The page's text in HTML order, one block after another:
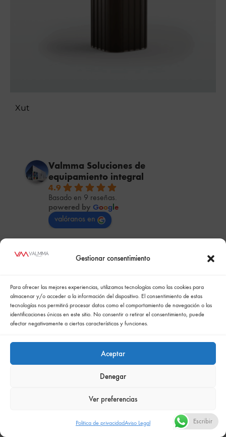
Gestionar consentimiento
Para ofrecer las mejores experiencias, utilizamos tecnologías como las cookies para
almacenar y/o acceder a la información del dispositivo. El consentimiento de estas
tecnologías nos permitirá procesar datos como el comportamiento de navegación o las
identificaciones únicas en este sitio. No consentir o retirar el consentimiento, puede
afectar negativamente a ciertas características y funciones.
Aceptar
Denegar
Ver preferencias
Politica de privacidadAviso Legal
KABI
Valmma Soluciones de
equipamiento integral
4.9
Basado en 9 reseñas.
powered by Google
valóranos en
MkZ Soluciones
Una empresa de venta de muebles, con mobiliario
de calidad y preocupada por invertir y evolucionar
con las nuevas tecnologías, muy recomendables.
Muebles funcionales para toda la vida.
Nuestros clientes:
Escribir